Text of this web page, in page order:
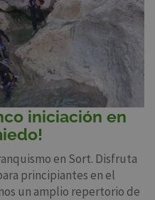
iniciación en
en Sort. Disfruta
principiantes en el
un amplio repertorio de